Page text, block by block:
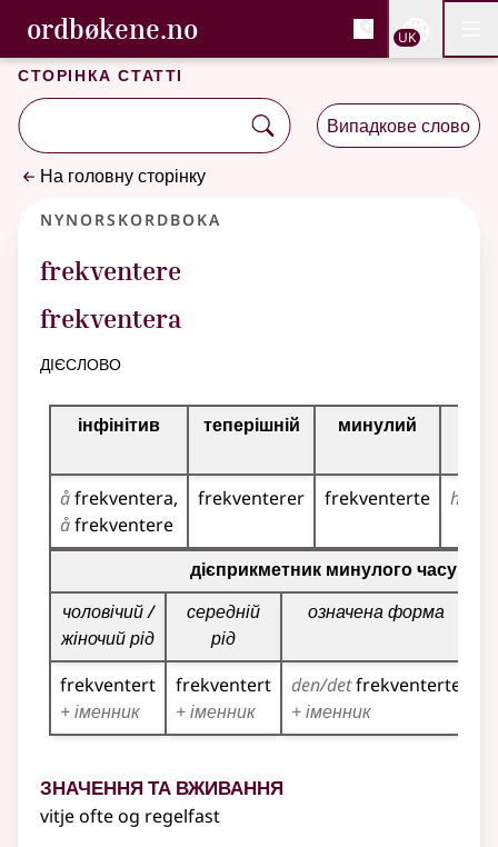
Перейти до основного вмісту
Доступність
ordbøkene.no, Cловник букмола та
Cловник букмола та Словник нюношка
UK
Сторінка статті
Випадкове слово
На головну сторінку
Nynorskordboka
frekventere
frekventera
дієслово
Таблиця відмінювання для цього дієслова
інфінітив теперішній минулий
åfrekventera
åfrekventere
frekventerer frekventerte har
Таблиця відмінювання дієприкметників для цього
дієприкметник минулого часу
чоловічий /
жіночий рід
середній
рід
означена форма
frekventert
+ іменник
frekventert
+ іменник
den/detfrekventerte
+ іменник
Значення та вживання
vitje ofte og regelfast